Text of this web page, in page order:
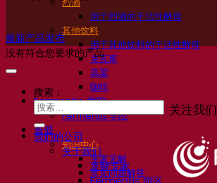
用于烈酒的干活性酵母
其他饮料
用于其他饮料的干活性酵母
克瓦斯
高粱
咖啡
Fermentis 学院
Fermentis 学院
资源
知识中心
专家见解
常见问题解答
最新产品发布
没有符合您要求的产品
关注我们
搜索：
我们的公司
关于我们
发酵专家